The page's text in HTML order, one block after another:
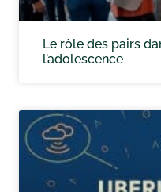
Le rôle des pairs
l’adolescence